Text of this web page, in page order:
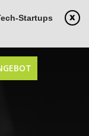
Startups